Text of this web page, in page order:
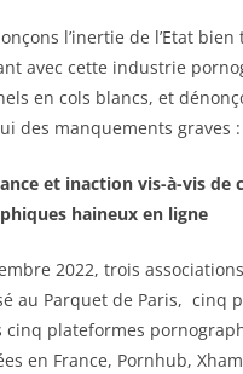
l’inertie de l’Etat bien
avec cette industrie
en cols blancs, et
des manquements graves :
et inaction vis-à-vis de
haineux en ligne
2022, trois
au Parquet de Paris, cinq
cinq plateformes
en France, Pornhub,